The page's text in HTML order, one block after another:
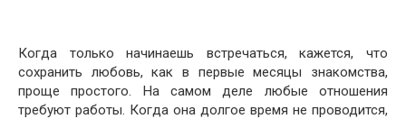
Когда только начинаешь встречаться, кажется, что
сохранить любовь, как в первые месяцы знакомства,
проще простого. На самом деле любые отношения
требуют работы. Когда она долгое время не проводится,